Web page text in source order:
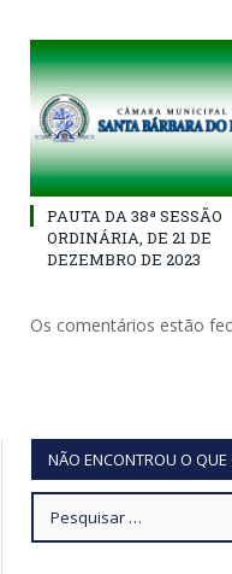
PAUTA DA 38ª SESSÃO
ORDINÁRIA, DE 21 DE
DEZEMBRO DE 2023
Os comentários estão
NÃO ENCONTROU O QUE